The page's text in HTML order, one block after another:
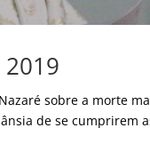
sobre a morte
de se cumprirem